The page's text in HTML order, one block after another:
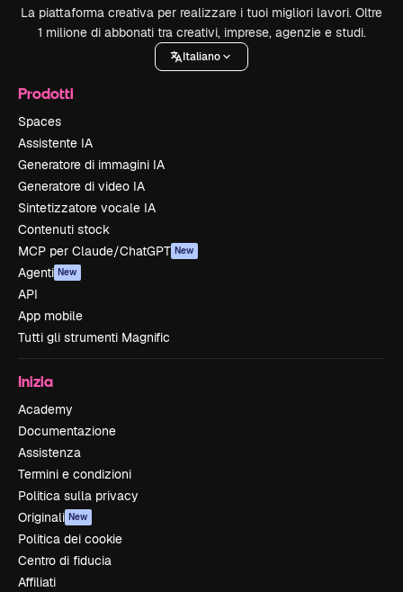
La piattaforma creativa per realizzare i tuoi migliori lavori. Oltre
1 milione di abbonati tra creativi, imprese, agenzie e studi.
Italiano
Prodotti
Spaces
Assistente IA
Generatore di immagini IA
Generatore di video IA
Sintetizzatore vocale IA
Contenuti stock
MCP per Claude/ChatGPT New
Agenti New
API
App mobile
Tutti gli strumenti Magnific
Inizia
Academy
Documentazione
Assistenza
Termini e condizioni
Politica sulla privacy
Originali New
Politica dei cookie
Centro di fiducia
Affiliati